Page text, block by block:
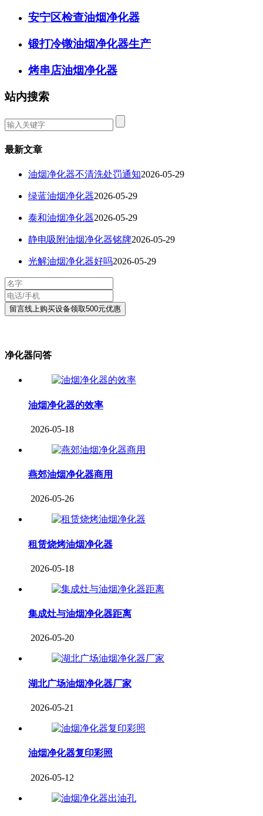
安宁区检查油烟净化器
锻打冷镦油烟净化器生产
烤串店油烟净化器
站内搜索
最新文章
油烟净化器不清洗处罚通知2026-05-29
绿蓝油烟净化器2026-05-29
泰和油烟净化器2026-05-29
静电吸附油烟净化器铭牌2026-05-29
光解油烟净化器好吗2026-05-29
净化器问答
油烟净化器的效率
2026-05-18
燕郊油烟净化器商用
2026-05-26
租赁烧烤油烟净化器
2026-05-18
集成灶与油烟净化器距离
2026-05-20
湖北广场油烟净化器厂家
2026-05-21
油烟净化器复印彩照
2026-05-12